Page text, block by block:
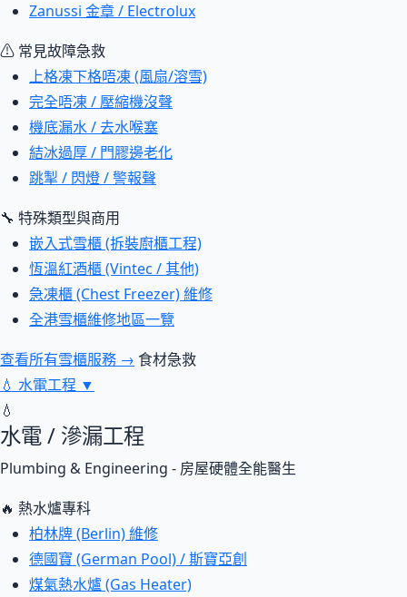
Zanussi 金章 / Electrolux
⚠ 常見故障急救
上格凍下格唔凍 (風扇/溶雪)
完全唔凍 / 壓縮機沒聲
機底漏水 / 去水喉塞
結冰過厚 / 門膠邊老化
跳掣 / 閃燈 / 警報聲
🔧 特殊類型與商用
嵌入式雪櫃 (拆裝廚櫃工程)
恆溫紅酒櫃 (Vintec / 其他)
急凍櫃 (Chest Freezer) 維修
全港雪櫃維修地區一覽
查看所有雪櫃服務 → 食材急救
💧 水電工程 ▼
💧
水電 / 滲漏工程
Plumbing & Engineering - 房屋硬體全能醫生
🔥 熱水爐專科
柏林牌 (Berlin) 維修
德國寶 (German Pool) / 斯寶亞創
煤氣熱水爐 (Gas Heater)